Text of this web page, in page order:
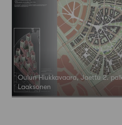
Oulun Hiukkavaara, Jaettu 2.
Laaksonen